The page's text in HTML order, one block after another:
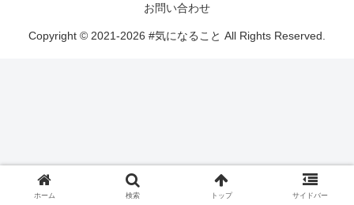
お問い合わせ
Copyright © 2021-2026 #気になること All Rights Reserved.
ホーム 検索 トップ サイドバー